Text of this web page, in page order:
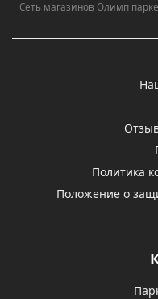
Сеть магазинов Олимп
Политика
Положение о